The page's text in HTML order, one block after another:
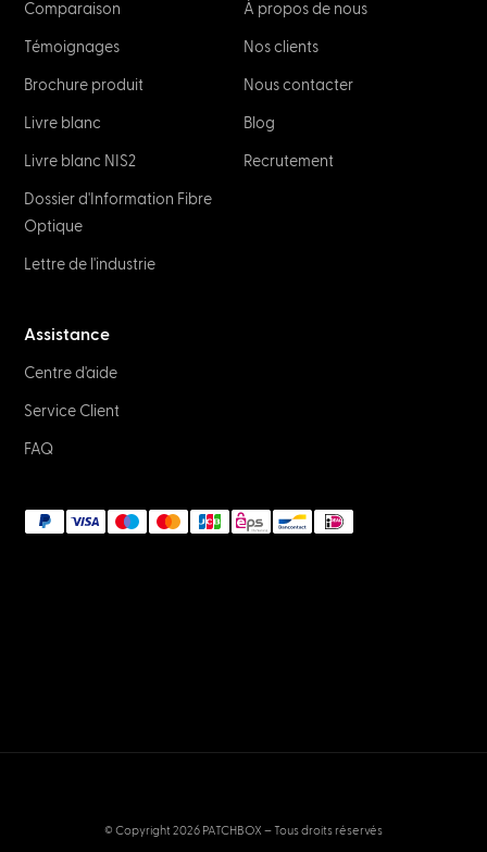
Comparaison
Témoignages
Brochure produit
Livre blanc
Livre blanc NIS2
Dossier d'Information Fibre
Optique
Lettre de l'industrie
À propos de nous
Nos clients
Nous contacter
Blog
Recrutement
Assistance
Centre d'aide
Service Client
FAQ
© Copyright 2026 PATCHBOX – Tous droits réservés